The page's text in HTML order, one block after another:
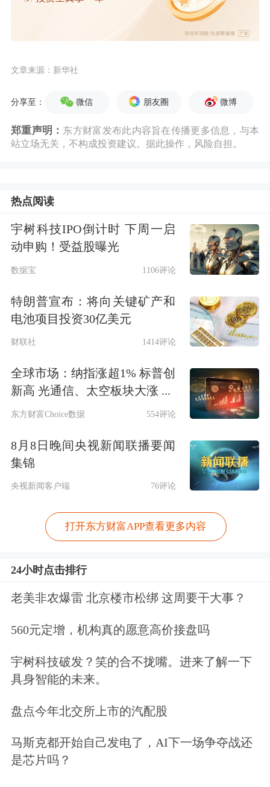
文章来源：新华社
分享至： 微信 朋友圈 微博
郑重声明： 东方财富发布此内容旨在传播更多信息，与本
站立场无关，不构成投资建议。据此操作，风险自担。
热点阅读
宇树科技IPO倒计时 下周一启
动申购！受益股曝光
数据宝 1106评论
特朗普宣布：将向关键矿产和
电池项目投资30亿美元
财联社 1414评论
全球市场：纳指涨超1% 标普创
新高 光通信、太空板块大涨 ...
东方财富Choice数据 554评论
8月8日晚间央视新闻联播要闻
集锦
央视新闻客户端 76评论
打开东方财富APP查看更多内容
24小时点击排行
老美非农爆雷 北京楼市松绑 这周要干大事？
560元定增，机构真的愿意高价接盘吗
宇树科技破发？笑的合不拢嘴。进来了解一下
具身智能的未来。
盘点今年北交所上市的汽配股
马斯克都开始自己发电了，AI下一场争夺战还
是芯片吗？